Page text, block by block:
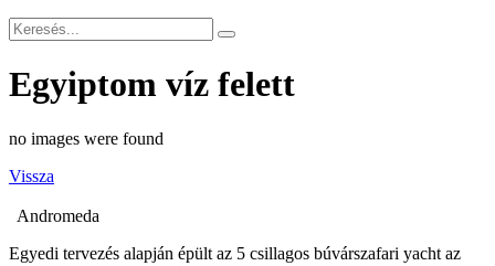
Egyiptom víz felett
no images were found
Vissza
Andromeda
Egyedi tervezés alapján épült az 5 csillagos búvárszafari yacht az